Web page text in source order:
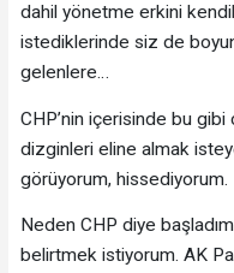
dahil yönetme erkini
istediklerinde siz de
gelenlere…
CHP’nin içerisinde bu
dizginleri eline almak
görüyorum, hissediyorum.
Neden CHP diye
belirtmek istiyorum. AK